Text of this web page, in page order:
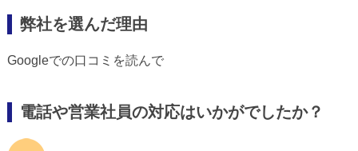
弊社を選んだ理由
Googleでの口コミを読んで
電話や営業社員の対応はいかがでしたか？